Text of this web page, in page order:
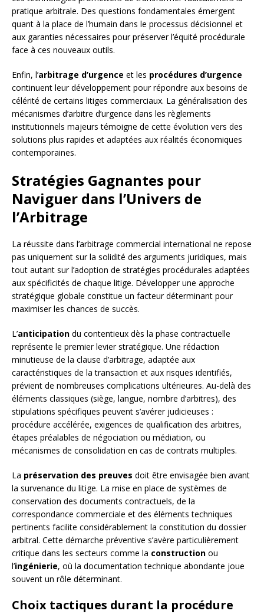
pratique arbitrale. Des questions fondamentales émergent
quant à la place de l’humain dans le processus décisionnel et
aux garanties nécessaires pour préserver l’équité procédurale
face à ces nouveaux outils.
Enfin, l’arbitrage d’urgence et les procédures d’urgence
continuent leur développement pour répondre aux besoins de
célérité de certains litiges commerciaux. La généralisation des
mécanismes d’arbitre d’urgence dans les règlements
institutionnels majeurs témoigne de cette évolution vers des
solutions plus rapides et adaptées aux réalités économiques
contemporaines.
Stratégies Gagnantes pour
Naviguer dans l’Univers de
l’Arbitrage
La réussite dans l’arbitrage commercial international ne repose
pas uniquement sur la solidité des arguments juridiques, mais
tout autant sur l’adoption de stratégies procédurales adaptées
aux spécificités de chaque litige. Développer une approche
stratégique globale constitue un facteur déterminant pour
maximiser les chances de succès.
L’anticipation du contentieux dès la phase contractuelle
représente le premier levier stratégique. Une rédaction
minutieuse de la clause d’arbitrage, adaptée aux
caractéristiques de la transaction et aux risques identifiés,
prévient de nombreuses complications ultérieures. Au-delà des
éléments classiques (siège, langue, nombre d’arbitres), des
stipulations spécifiques peuvent s’avérer judicieuses :
procédure accélérée, exigences de qualification des arbitres,
étapes préalables de négociation ou médiation, ou
mécanismes de consolidation en cas de contrats multiples.
La préservation des preuves doit être envisagée bien avant
la survenance du litige. La mise en place de systèmes de
conservation des documents contractuels, de la
correspondance commerciale et des éléments techniques
pertinents facilite considérablement la constitution du dossier
arbitral. Cette démarche préventive s’avère particulièrement
critique dans les secteurs comme la construction ou
l’ingénierie, où la documentation technique abondante joue
souvent un rôle déterminant.
Choix tactiques durant la procédure